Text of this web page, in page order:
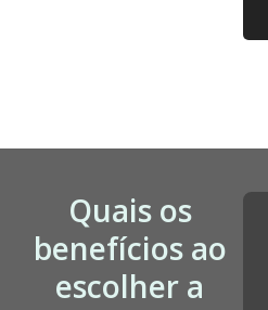
Quais os
benefícios ao
escolher a